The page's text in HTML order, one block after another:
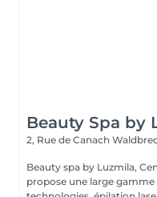
Beauty Spa by
2, Rue de Canach
Beauty spa by Luzmila,
propose une large